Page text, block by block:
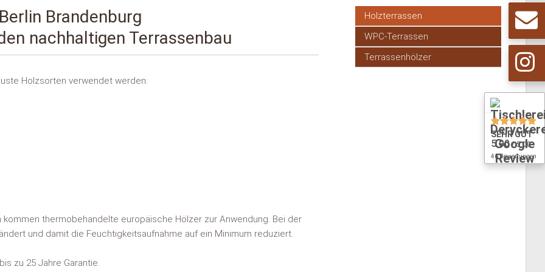
Brandenburg
nachhaltigen Terrassenbau
Holzsorten verwendet werden:
thermobehandelte europäische Hölzer zur Anwendung. Bei der
und damit die Feuchtigkeitsaufnahme auf ein Minimum reduziert.
zu 25 Jahre Garantie.
Navigation
überspringen
Holzterrassen
WPC-Terrassen
Terrassenhölzer
SEHR GUT
5.00 / 5.00
46 Bewertungen